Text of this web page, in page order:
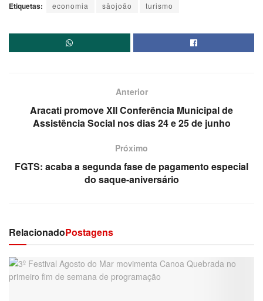
Etiquetas: economia sãojoão turismo
Anterior
Aracati promove XII Conferência Municipal de
Assistência Social nos dias 24 e 25 de junho
Próximo
FGTS: acaba a segunda fase de pagamento especial
do saque-aniversário
RelacionadoPostagens